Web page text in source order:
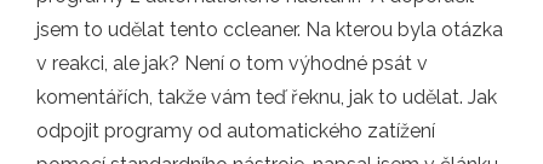
jsem to udělat tento ccleaner. Na kterou byla otázka
v reakci, ale jak? Není o tom výhodné psát v
komentářích, takže vám teď řeknu, jak to udělat. Jak
odpojit programy od automatického zatížení